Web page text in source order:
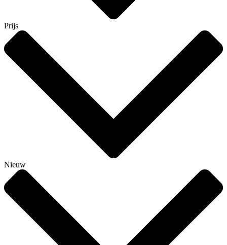
Prijs
Nieuw